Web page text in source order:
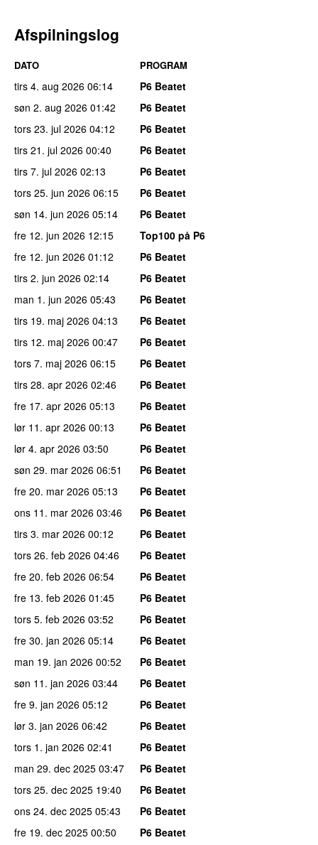
Afspilningslog
DATO PROGRAM
tirs 4. aug 2026 06:14
P6 Beatet
søn 2. aug 2026 01:42
P6 Beatet
tors 23. jul 2026 04:12
P6 Beatet
tirs 21. jul 2026 00:40
P6 Beatet
tirs 7. jul 2026 02:13
P6 Beatet
tors 25. jun 2026 06:15
P6 Beatet
søn 14. jun 2026 05:14
P6 Beatet
fre 12. jun 2026 12:15
Top100 på P6
fre 12. jun 2026 01:12
P6 Beatet
tirs 2. jun 2026 02:14
P6 Beatet
man 1. jun 2026 05:43
P6 Beatet
tirs 19. maj 2026 04:13
P6 Beatet
tirs 12. maj 2026 00:47
P6 Beatet
tors 7. maj 2026 06:15
P6 Beatet
tirs 28. apr 2026 02:46
P6 Beatet
fre 17. apr 2026 05:13
P6 Beatet
lør 11. apr 2026 00:13
P6 Beatet
lør 4. apr 2026 03:50
P6 Beatet
søn 29. mar 2026 06:51
P6 Beatet
fre 20. mar 2026 05:13
P6 Beatet
ons 11. mar 2026 03:46
P6 Beatet
tirs 3. mar 2026 00:12
P6 Beatet
tors 26. feb 2026 04:46
P6 Beatet
fre 20. feb 2026 06:54
P6 Beatet
fre 13. feb 2026 01:45
P6 Beatet
tors 5. feb 2026 03:52
P6 Beatet
fre 30. jan 2026 05:14
P6 Beatet
man 19. jan 2026 00:52
P6 Beatet
søn 11. jan 2026 03:44
P6 Beatet
fre 9. jan 2026 05:12
P6 Beatet
lør 3. jan 2026 06:42
P6 Beatet
tors 1. jan 2026 02:41
P6 Beatet
man 29. dec 2025 03:47
P6 Beatet
tors 25. dec 2025 19:40
P6 Beatet
ons 24. dec 2025 05:43
P6 Beatet
fre 19. dec 2025 00:50
P6 Beatet